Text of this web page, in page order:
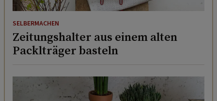
SELBERMACHEN
Zeitungshalter aus einem alten
Packlträger basteln